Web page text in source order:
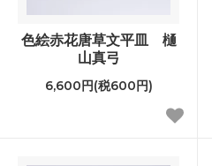
色絵赤花唐草文平皿 樋
山真弓
6,600円(税600円)